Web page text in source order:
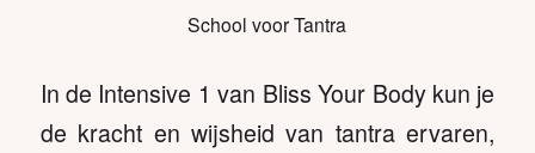
School voor Tantra
In de Intensive 1 van Bliss Your Body kun je
de kracht en wijsheid van tantra ervaren,